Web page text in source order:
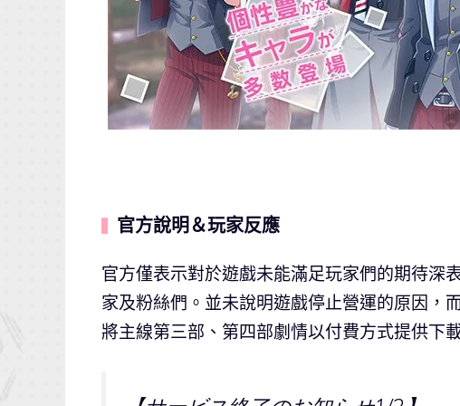
官方說明＆玩家反應
官方僅表示對於遊戲未能滿足玩家們的期待深
家及粉絲們。並未說明遊戲停止營運的原因，
將主線第三部、第四部劇情以付費方式提供下